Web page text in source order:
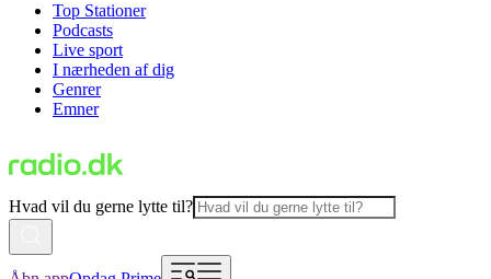
Top Stationer
Podcasts
Live sport
I nærheden af dig
Genrer
Emner
Hvad vil du gerne lytte til?